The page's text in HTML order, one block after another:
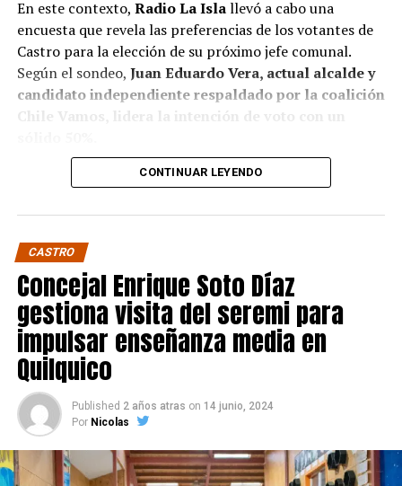
En este contexto, Radio La Islallevó a cabo una
encuesta que revela las preferencias de los votantes de
Castro para la elección de su próximo jefe comunal.
Según el sondeo, Juan Eduardo Vera, actual alcalde y
candidato independiente respaldado por la coalición
Chile Vamos, lidera la intención de voto con un
Baltazar Elgueta, candidato del Partido Socialista
segundo lugar con un 41% de apoyo, mientras que
Jaime Guerrero, candidato independiente por el
Partido socialcristiano, se sitúa en un distante 9%.
Estos resultados confirman, de algún modo, pese a que
no sean concluyentes, la fuerte presencia de Vera en la
política local, donde ha ejercido un liderazgo
significativo, respaldando su figura en otras de
potencial mayor envergadura como lo sería la eventual
candidata a la presidencia, Evelyn Matthei
al frente del municipio parece haberle asegurado un
respaldo considerable entre los votantes, lo que se
refleja en la encuesta.
CONTINUAR LEYENDO
CASTRO
Concejal Enrique Soto Díaz
gestiona visita del seremi para
impulsar enseñanza media en
Quilquico
Published 2 años atras on 14 junio, 2024
Por Nicolas